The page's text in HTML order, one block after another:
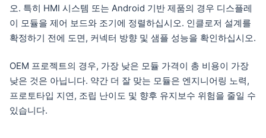
오. 특히 HMI 시스템 또는 Android 기반 제품의 경우 디스플레
이 모듈을 제어 보드와 조기에 정렬하십시오. 인클로저 설계를
확정하기 전에 도면, 커넥터 방향 및 샘플 성능을 확인하십시오.
OEM 프로젝트의 경우, 가장 낮은 모듈 가격이 총 비용이 가장
낮은 것은 아닙니다. 약간 더 잘 맞는 모듈은 엔지니어링 노력,
프로토타입 지연, 조립 난이도 및 향후 유지보수 위험을 줄일 수
있습니다.